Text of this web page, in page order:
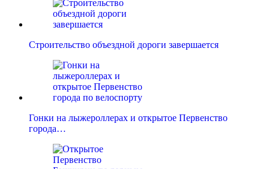
Строительство объездной дороги завершается
Гонки на лыжероллерах и открытое Первенство
города…